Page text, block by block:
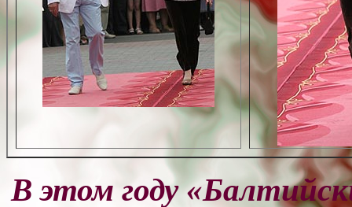
В этом году